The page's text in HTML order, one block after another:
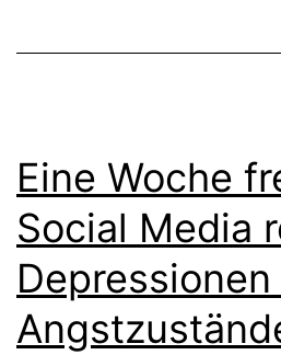
Eine Woche
Social Media